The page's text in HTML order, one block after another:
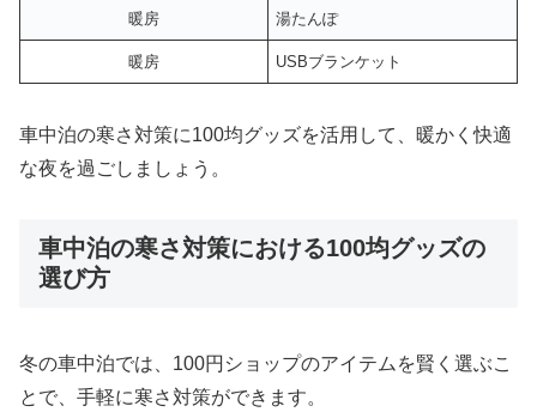
暖房 湯たんぽ
暖房 USBブランケット
車中泊の寒さ対策に100均グッズを活用して、暖かく快適
な夜を過ごしましょう。
車中泊の寒さ対策における100均グッズの
選び方
冬の車中泊では、100円ショップのアイテムを賢く選ぶこ
とで、手軽に寒さ対策ができます。